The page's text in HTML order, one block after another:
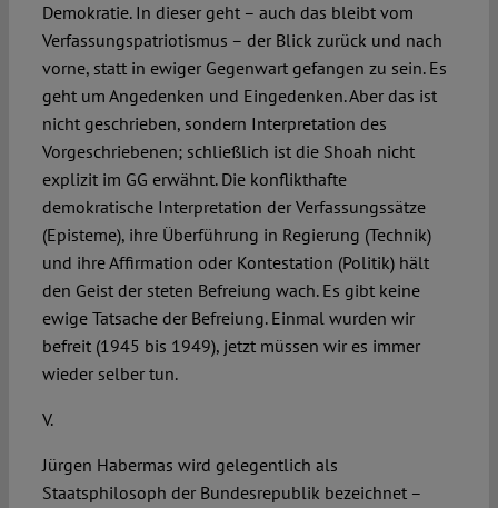
Demokratie. In dieser geht – auch das bleibt vom
Verfassungspatriotismus – der Blick zurück und nach
vorne, statt in ewiger Gegenwart gefangen zu sein. Es
geht um Angedenken und Eingedenken. Aber das ist
nicht geschrieben, sondern Interpretation des
Vorgeschriebenen; schließlich ist die Shoah nicht
explizit im GG erwähnt. Die konflikthafte
demokratische Interpretation der Verfassungssätze
(Episteme), ihre Überführung in Regierung (Technik)
und ihre Affirmation oder Kontestation (Politik) hält
den Geist der steten Befreiung wach. Es gibt keine
ewige Tatsache der Befreiung. Einmal wurden wir
befreit (1945 bis 1949), jetzt müssen wir es immer
wieder selber tun.
V.
Jürgen Habermas wird gelegentlich als
Staatsphilosoph der Bundesrepublik bezeichnet –